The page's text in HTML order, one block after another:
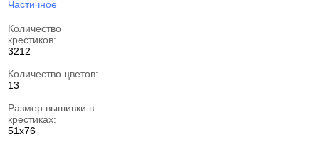
Частичное
Количество
крестиков:
3212
Количество цветов:
13
Размер вышивки в
крестиках:
51х76